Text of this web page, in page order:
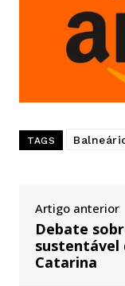
TAGS
Artigo anterior
Debate
sustentável
Catarina